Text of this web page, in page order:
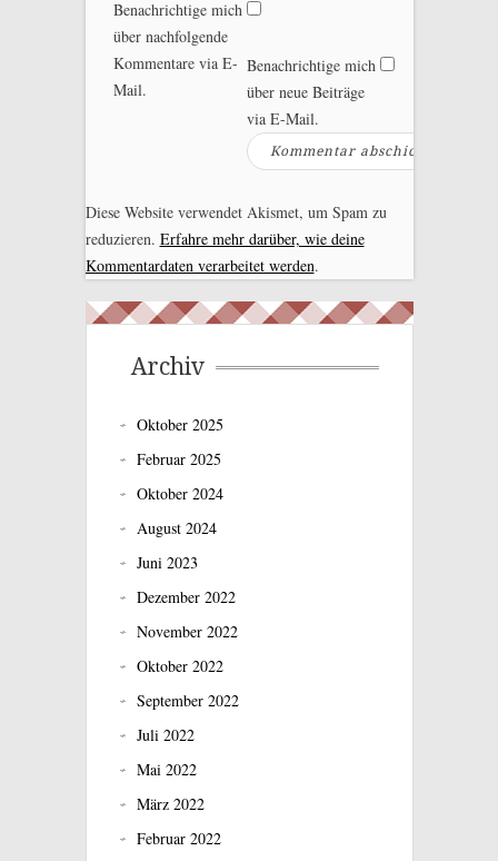
Benachrichtige mich
über nachfolgende
Kommentare via E-
Mail.
Benachrichtige mich
über neue Beiträge
via E-Mail.
Diese Website verwendet Akismet, um Spam zu
reduzieren. Erfahre mehr darüber, wie deine
Kommentardaten verarbeitet werden.
Archiv
Oktober 2025
Februar 2025
Oktober 2024
August 2024
Juni 2023
Dezember 2022
November 2022
Oktober 2022
September 2022
Juli 2022
Mai 2022
März 2022
Februar 2022